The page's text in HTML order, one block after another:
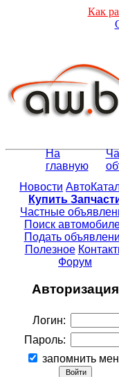
Как
На
главную
Новости
Купить
Частные
Поиск
Подать
Полезное
Форум
Авторизация
Логин:
Пароль:
запомнить